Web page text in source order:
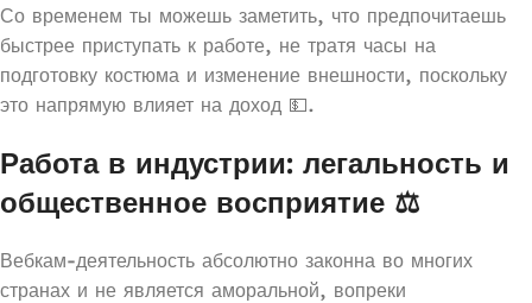
Со временем ты можешь заметить, что предпочитаешь
быстрее приступать к работе, не тратя часы на
подготовку костюма и изменение внешности, поскольку
это напрямую влияет на доход 💵.
Работа в индустрии: легальность и
общественное восприятие ⚖️
Вебкам-деятельность абсолютно законна во многих
странах и не является аморальной, вопреки